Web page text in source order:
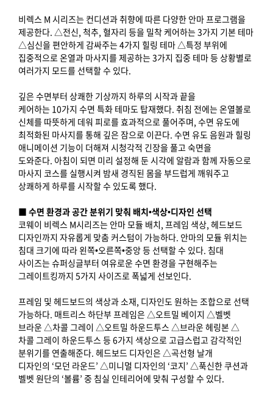
비렉스 M 시리즈는 컨디션과 취향에 따른 다양한 안마 프로그램을
제공한다. △전신, 척추, 혈자리 등을 밀착 케어하는 3가지 기본 테마
△심신을 편안하게 감싸주는 4가지 힐링 테마 △특정 부위에
집중적으로 온열과 마사지를 제공하는 3가지 집중 테마 등 상황별로
여러가지 모드를 선택할 수 있다.
깊은 수면부터 상쾌한 기상까지 하루의 시작과 끝을
케어하는 10가지 수면 특화 테마도 탑재했다. 취침 전에는 온열볼로
신체를 따뜻하게 데워 피로를 효과적으로 풀어주며, 수면 유도에
최적화된 마사지를 통해 깊은 잠으로 이끈다. 수면 유도 음원과 힐링
애니메이션 기능이 더해져 시청각적 긴장을 풀고 숙면을
도와준다. 아침이 되면 미리 설정해 둔 시각에 알람과 함께 자동으로
마사지 코스를 실행시켜 밤새 경직된 몸을 부드럽게 깨워주고
상쾌하게 하루를 시작할 수 있도록 했다.
■ 수면 환경과 공간 분위기 맞춰 배치•색상•디자인 선택
코웨이 비렉스 M시리즈는 안마 모듈 배치, 프레임 색상, 헤드보드
디자인까지 자유롭게 맞춤 커스텀이 가능하다. 안마의 모듈 위치는
침대 크기에 따라 왼쪽•오른쪽•중앙 등 선택할 수 있다. 침대
사이즈는 슈퍼싱글부터 여유로운 수면 환경을 구현해주는
그레이트킹까지 5가지 사이즈로 폭넓게 선보인다.
프레임 및 헤드보드의 색상과 소재, 디자인도 원하는 조합으로 선택
가능하다. 매트리스 하단부 프레임은 △오트밀 베이지 △벨벳
브라운 △차콜 그레이 △오트밀 하운드투스 △브라운 헤링본 △
차콜 그레이 하운드투스 등 6가지 색상으로 고급스럽고 감각적인
분위기를 연출해준다. 헤드보드 디자인은 △곡선형 날개
디자인의 ‘모던 라운드’ △미니멀 디자인의 ‘코지’ △푹신한 쿠션과
벨벳 원단의 ‘볼륨’ 중 침실 인테리어에 맞춰 구성할 수 있다.